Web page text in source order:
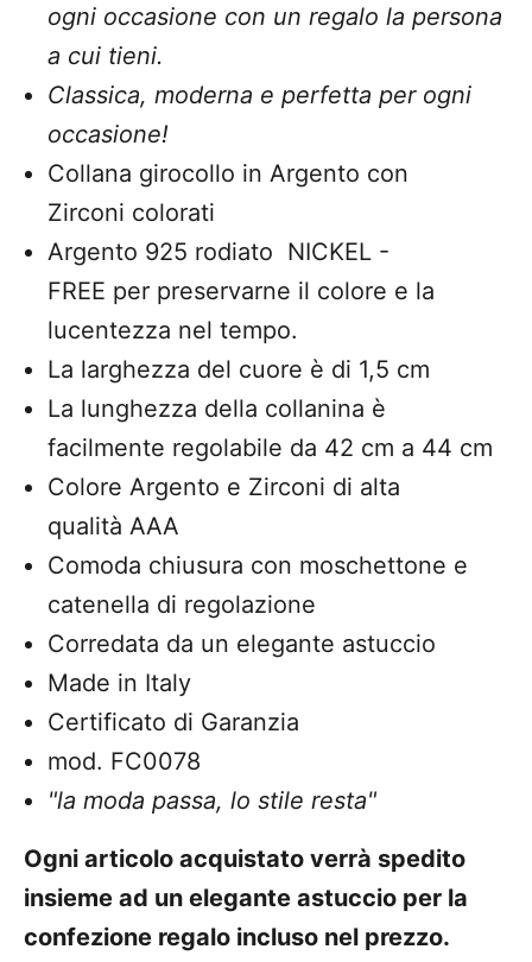
ogni occasione con un regalo la persona
a cui tieni.
Classica, moderna e perfetta per ogni
occasione!
Collana girocollo in Argento con
Zirconi colorati
Argento 925 rodiato NICKEL -
FREE per preservarne il colore e la
lucentezza nel tempo.
La larghezza del cuore è di 1,5 cm
La lunghezza della collanina è
facilmente regolabile da 42 cm a 44 cm
Colore Argento e Zirconi di alta
qualità AAA
Comoda chiusura con moschettone e
catenella di regolazione
Corredata da un elegante astuccio
Made in Italy
Certificato di Garanzia
mod. FC0078
"la moda passa, lo stile resta"
Ogni articolo acquistato verrà spedito
insieme ad un elegante astuccio per la
confezione regalo incluso nel prezzo.